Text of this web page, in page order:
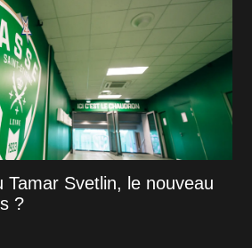
Tamar Svetlin, le nouveau
?